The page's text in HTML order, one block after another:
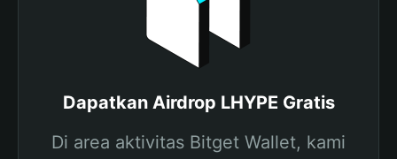
Dapatkan Airdrop LHYPE Gratis
Di area aktivitas Bitget Wallet, kami